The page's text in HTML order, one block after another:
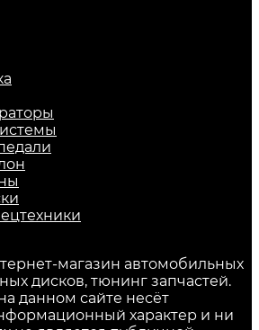
магазин автомобильных
дисков, тюнинг запчастей.
данном сайте несёт
характер и ни